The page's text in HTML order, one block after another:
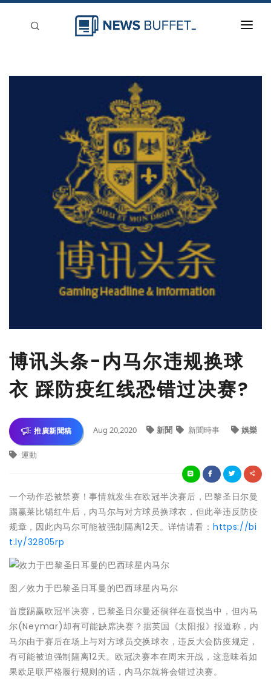
博讯头条-内马尔违规换球
衣 踩防疫红线恐错过决赛?
推廣新聞稿 Aug 20,2020 新聞 新聞時事 娛樂
運動
一个动作恐被禁赛！事情就发生在欧冠半决赛后，巴黎圣日尔曼
踢赢莱比锡红牛后，内马尔与对方球员换球衣，但此举违反防疫
规章，因此内马尔可能被强制隔离12天。详情请看： https://bi
t.ly/32805rp
图／效力于巴黎圣日耳曼的巴西球星内马尔
首度踢赢欧冠半决赛，巴黎圣日尔曼还徜徉在喜悦当中，但内马
尔(Neymar)却有可能缺席决赛？据英国《太阳报》报道称，内
马尔由于赛后在场上与对方球员交换球衣，违反大会防疫规定，
有可能被迫强制隔离12天。欧冠决赛本在周末开战，这意味着如
果欧足联严格履行规则的话，内马尔就将会错过决赛。